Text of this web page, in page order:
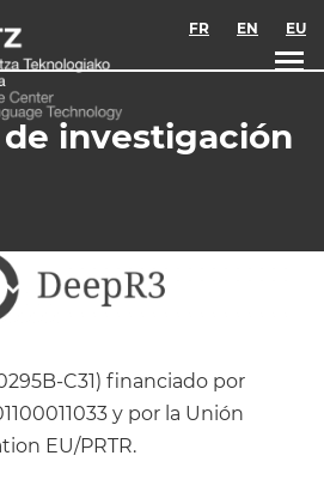
FR EN EU
investigación
C31) financiado por
y por la Unión
EU/PRTR.